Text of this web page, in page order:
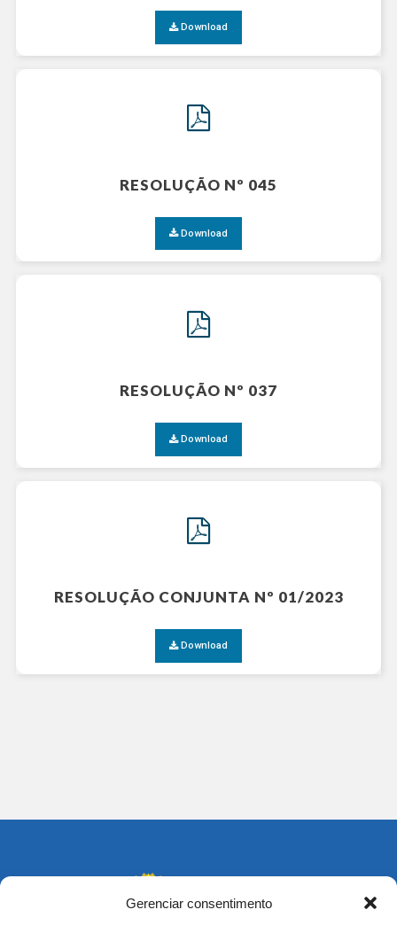
Gerenciar consentimento
Download
RESOLUÇÃO Nº 045
Download
RESOLUÇÃO Nº 037
Download
RESOLUÇÃO CONJUNTA Nº 01/2023
Download